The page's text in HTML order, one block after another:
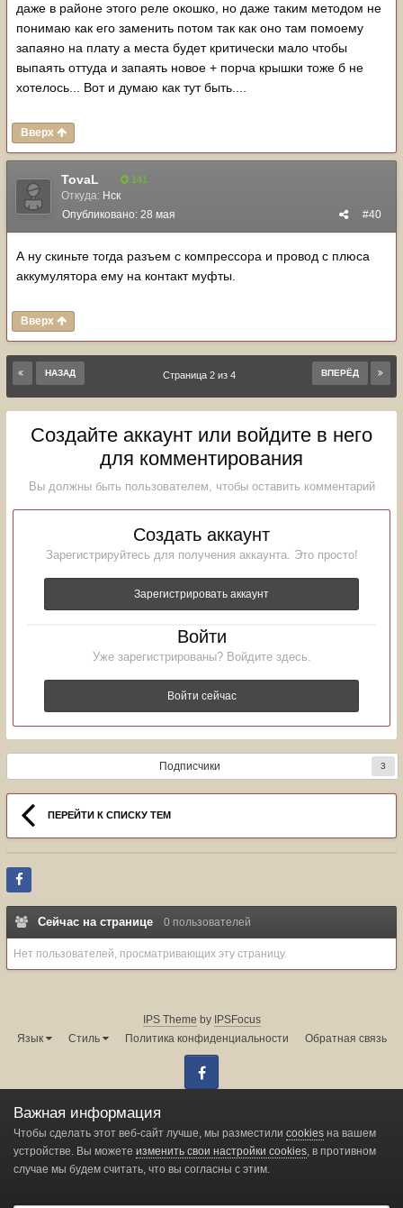
даже в районе этого реле окошко, но даже таким методом не
понимаю как его заменить потом так как оно там помоему
запаяно на плату а места будет критически мало чтобы
выпаять оттуда и запаять новое + порча крышки тоже б не
хотелось... Вот и думаю как тут быть....
Вверх
TovaL 141
Откуда: Нск
#40
Опубликовано: 28 мая
А ну скиньте тогда разъем с компрессора и провод с плюса
аккумулятора ему на контакт муфты.
Вверх
НАЗАД ВПЕРЁД
Страница 2 из 4
Создайте аккаунт или войдите в него
для комментирования
Вы должны быть пользователем, чтобы оставить комментарий
Создать аккаунт
Зарегистрируйтесь для получения аккаунта. Это просто!
Зарегистрировать аккаунт
Войти
Уже зарегистрированы? Войдите здесь.
Войти сейчас
Подписчики 3
ПЕРЕЙТИ К СПИСКУ ТЕМ
Сейчас на странице 0 пользователей
Нет пользователей, просматривающих эту страницу.
IPS Theme by IPSFocus
Язык
Стиль Политика конфиденциальности Обратная связь
Администрация форума:
Powered by Invision Community
Change privacy settings
Важная информация
Чтобы сделать этот веб-сайт лучше, мы разместили cookies на вашем
устройстве. Вы можете изменить свои настройки cookies, в противном
случае мы будем считать, что вы согласны с этим.